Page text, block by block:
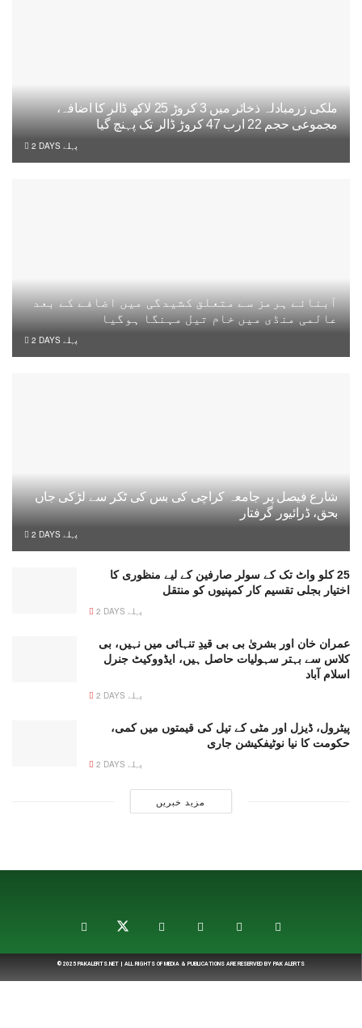
ملکی زرمبادلہ ذخائر میں 3 کروڑ 25 لاکھ ڈالر کا اضافہ،
مجموعی حجم 22 ارب 47 کروڑ ڈالر تک پہنچ گیا
2 DAYS پہلے
آبنائے ہرمز سے متعلق کشیدگی میں اضافے کے بعد
عالمی منڈی میں خام تیل مہنگا ہوگیا
2 DAYS پہلے
شارع فیصل پر جامعہ کراچی کی بس کی ٹکر سے لڑکی جاں
بحق، ڈرائیور گرفتار
2 DAYS پہلے
25 کلو واٹ تک کے سولر صارفین کے لیے منظوری کا
اختیار بجلی تقسیم کار کمپنیوں کو منتقل
2 DAYS پہلے
عمران خان اور بشریٰ بی بی قیدِ تنہائی میں نہیں، بی
کلاس سے بہتر سہولیات حاصل ہیں، ایڈووکیٹ جنرل
اسلام آباد
2 DAYS پہلے
پیٹرول، ڈیزل اور مٹی کے تیل کی قیمتوں میں کمی،
حکومت کا نیا نوٹیفکیشن جاری
2 DAYS پہلے
مزید خبریں
© 2025 PAKALERTS.NET| ALL RIGHTS OF MEDIA & PUBLICATIONS ARE RESERVED BY PAK ALERTS